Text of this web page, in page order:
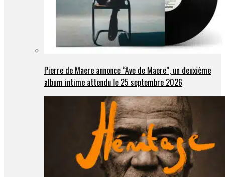
Pierre de Maere annonce “Ave de Maere”, un deuxième
album intime attendu le 25 septembre 2026